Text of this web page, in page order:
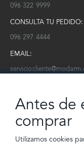
096 322 9999
CONSULTA TU PEDIDO:
096 297 4444
EMAIL:
Conoce toda la
Subscríbete a nuestro
Antes de
comprar
Utilizamos cookies